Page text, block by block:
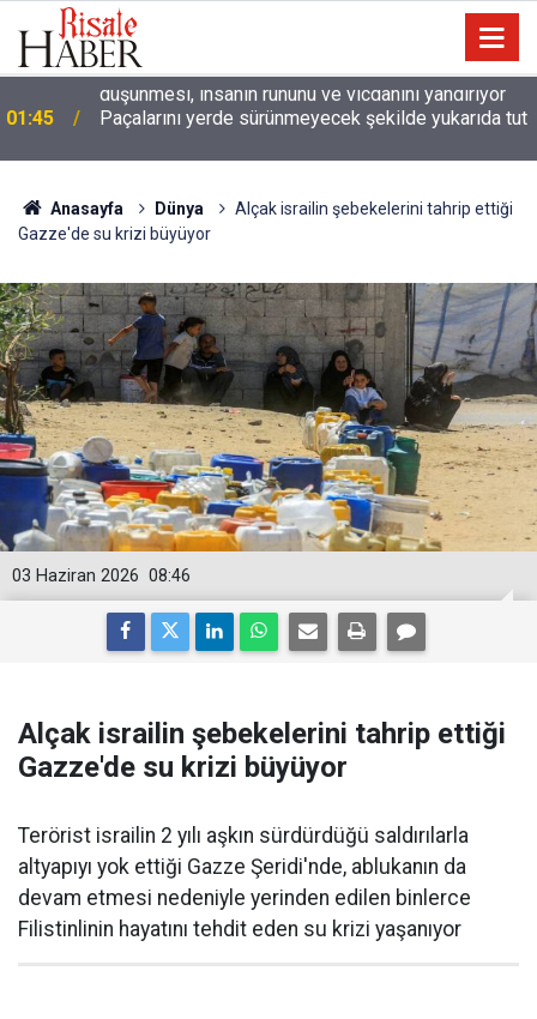
01:45 Paçalarını yerde sürünmeyecek şekilde yukarıda tut
Anasayfa Dünya
Alçak israilin şebekelerini tahrip ettiği
Gazze'de su krizi büyüyor
08:46
03 Haziran 2026
Alçak israilin şebekelerini tahrip ettiği
Gazze'de su krizi büyüyor
Terörist israilin 2 yılı aşkın sürdürdüğü saldırılarla
altyapıyı yok ettiği Gazze Şeridi'nde, ablukanın da
devam etmesi nedeniyle yerinden edilen binlerce
Filistinlinin hayatını tehdit eden su krizi yaşanıyor